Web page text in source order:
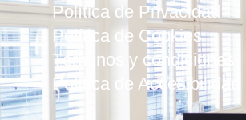
Política de Privacidad
Política de Cookies
Términos y condiciones
Política de Accesibilidad